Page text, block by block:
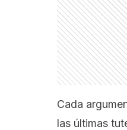
Cada
las últimas